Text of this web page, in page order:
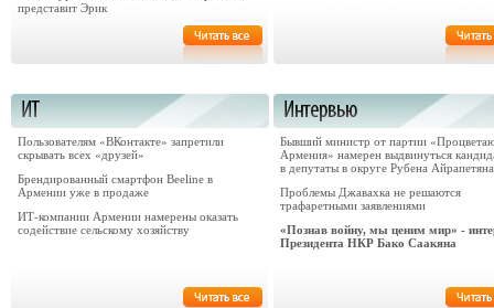
представит Эрик
Пользователям «ВКонтакте» запретили
скрывать всех «друзей»
Брендированный смартфон Beeline в
Армении уже в продаже
ИТ-компании Армении намерены оказать
содействие сельскому хозяйству
Бывший министр от партии
Армения» намерен выдвинуться
в депутаты в округе Рубена Айрапетяна
Проблемы Джавахка не решаются
трафаретными заявлениями
«Познав войну, мы ценим мир» -
Президента НКР Бако Саакяна